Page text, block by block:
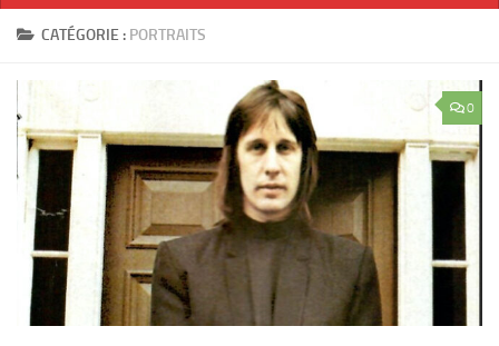
CATÉGORIE : PORTRAITS
0